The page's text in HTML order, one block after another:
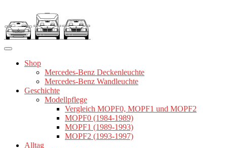
springen
Shop
Mercedes-Benz Deckenleuchte
Mercedes-Benz Wandleuchte
Geschichte
Modellpflege
Vergleich MOPF0, MOPF1 und MOPF2
MOPF0 (1984-1989)
MOPF1 (1989-1993)
MOPF2 (1993-1997)
Alltag